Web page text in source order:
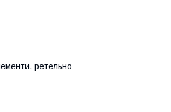
ретельно